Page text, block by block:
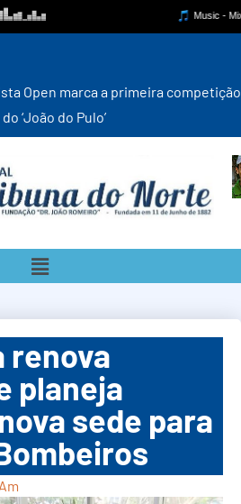
a primeira competição estadual
Pulo’
renova
planeja
sede para